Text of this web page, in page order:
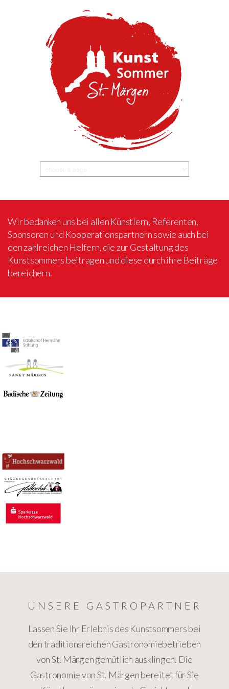
Wir bedanken uns bei allen Künstlern, Referenten,
Sponsoren und Kooperationspartnern sowie auch bei
den zahlreichen Helfern, die zur Gestaltung des
Kunstsommers beitragen und diese durch ihre Beiträge
bereichern.
UNSERE GASTROPARTNER
Lassen Sie Ihr Erlebnis des Kunstsommers bei
den traditionsreichen Gastronomiebetrieben
von St. Märgen gemütlich ausklingen. Die
Gastronomie von St. Märgen bereitet für Sie